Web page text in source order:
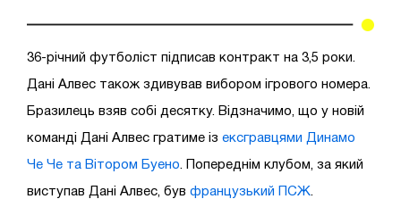
36-річний футболіст підписав контракт на 3,5 роки.
Дані Алвес також здивував вибором ігрового номера.
Бразилець взяв собі десятку. Відзначимо, що у новій
команді Дані Алвес гратиме із ексгравцями Динамо
Че Че та Вітором Буено . Попереднім клубом, за який
виступав Дані Алвес, був французький ПСЖ